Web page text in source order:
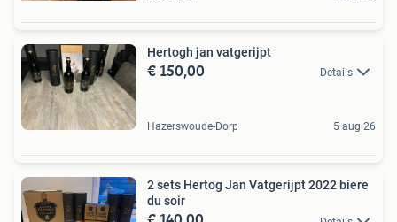
Hertogh jan vatgerijpt
€ 150,00 Details
Hazerswoude-Dorp 5 aug 26
2 sets Hertog Jan Vatgerijpt 2022 biere
du soir